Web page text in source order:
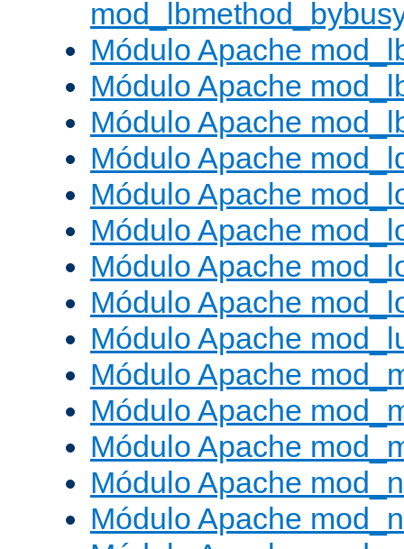
Módulo Apache
Módulo Apache
Módulo Apache
Módulo Apache
Módulo Apache
Módulo Apache
Módulo Apache
Módulo Apache
Módulo Apache
Módulo Apache
Módulo Apache
Módulo Apache
Módulo Apache
Módulo Apache